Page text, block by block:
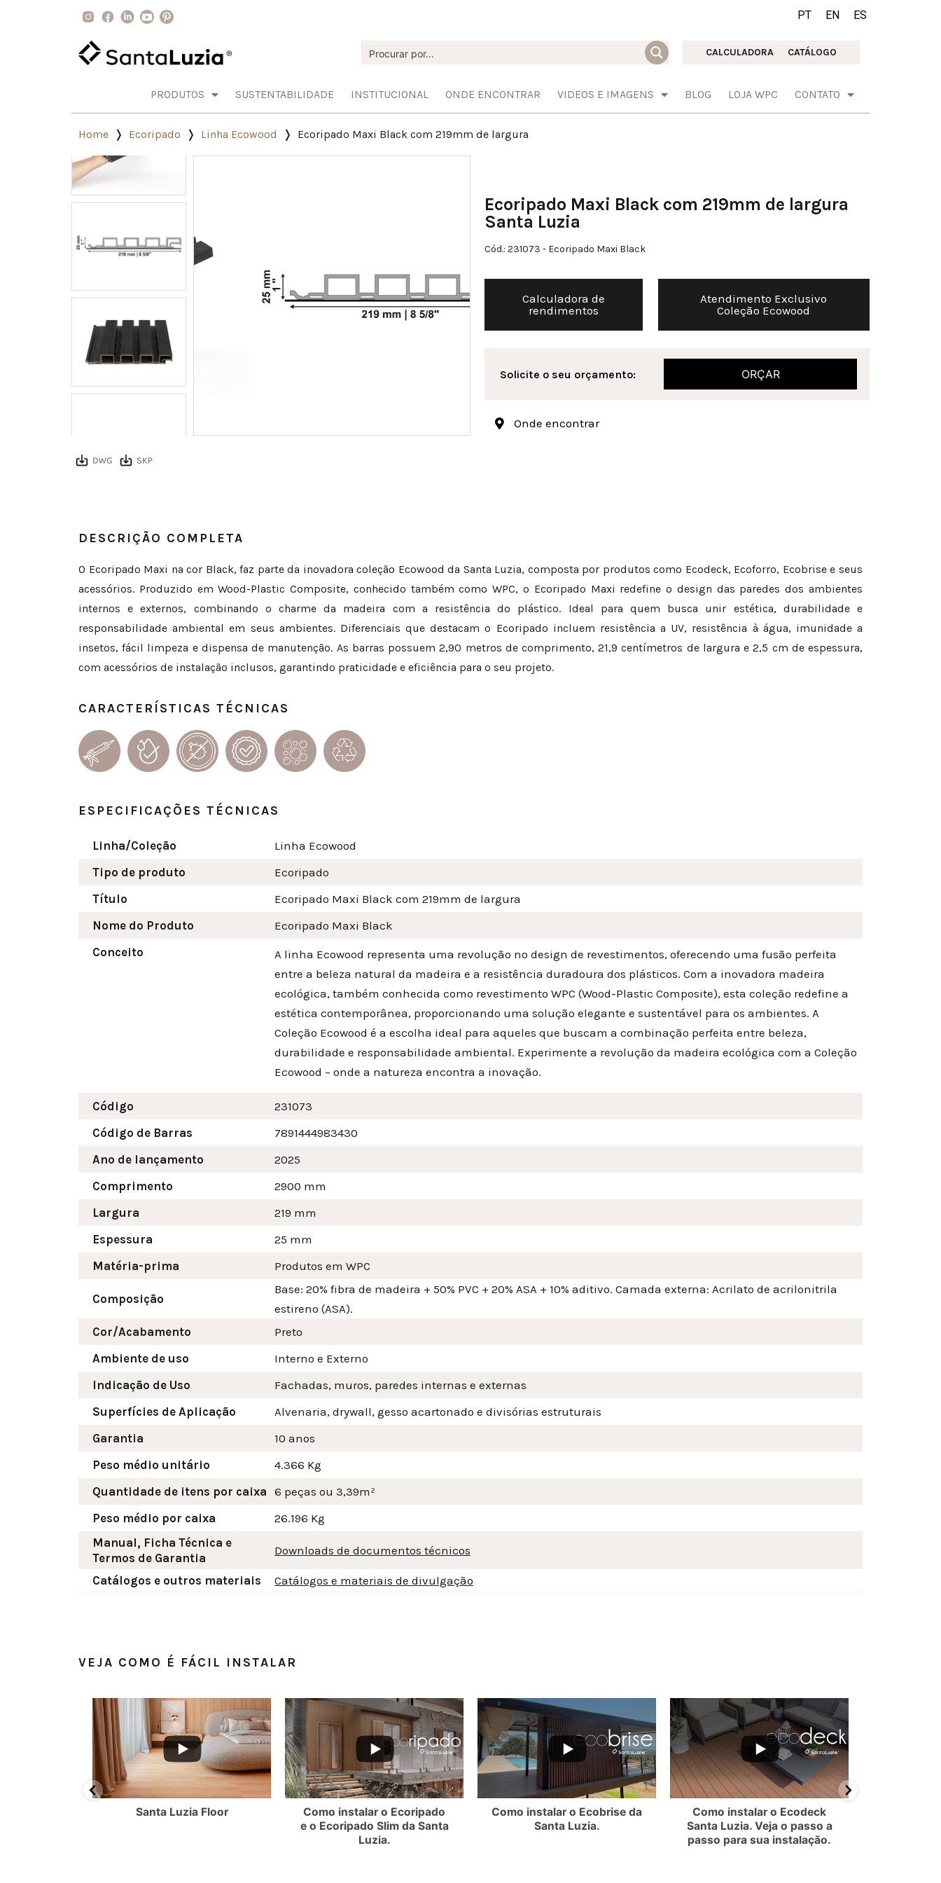
PT EN ES
CALCULADORA CATÁLOGO
PRODUTOS SUSTENTABILIDADE INSTITUCIONAL ONDE ENCONTRAR VIDEOS E IMAGENS BLOG LOJA WPC CONTATO
Home Ecoripado Linha Ecowood Ecoripado Maxi Black com 219mm de largura
Ecoripado Maxi Black com 219mm de largura
Santa Luzia
Cód.: 231073 - Ecoripado Maxi Black
Calculadora de
rendimentos
Atendimento Exclusivo
Coleção Ecowood
Solicite o seu orçamento: ORÇAR
Onde encontrar
DESCRIÇÃO COMPLETA
O Ecoripado Maxi na cor Black, faz parte da inovadora coleção Ecowood da Santa Luzia, composta por produtos como Ecodeck, Ecoforro, Ecobrise e seus
acessórios. Produzido em Wood-Plastic Composite, conhecido também como WPC, o Ecoripado Maxi redefine o design das paredes dos ambientes
internos e externos, combinando o charme da madeira com a resistência do plástico. Ideal para quem busca unir estética, durabilidade e
responsabilidade ambiental em seus ambientes. Diferenciais que destacam o Ecoripado incluem resistência a UV, resistência à água, imunidade a
insetos, fácil limpeza e dispensa de manutenção. As barras possuem 2,90 metros de comprimento, 21,9 centímetros de largura e 2,5 cm de espessura,
com acessórios de instalação inclusos, garantindo praticidade e eficiência para o seu projeto.
CARACTERÍSTICAS TÉCNICAS
ESPECIFICAÇÕES TÉCNICAS
Linha/Coleção
Linha Ecowood
Tipo de produto
Ecoripado
Título
Ecoripado Maxi Black com 219mm de largura
Nome do Produto
Ecoripado Maxi Black
Conceito
A linha Ecowood representa uma revolução no design de revestimentos, oferecendo uma fusão perfeita
entre a beleza natural da madeira e a resistência duradoura dos plásticos. Com a inovadora madeira
ecológica, também conhecida como revestimento WPC (Wood-Plastic Composite), esta coleção redefine a
estética contemporânea, proporcionando uma solução elegante e sustentável para os ambientes. A
Coleção Ecowood é a escolha ideal para aqueles que buscam a combinação perfeita entre beleza,
durabilidade e responsabilidade ambiental. Experimente a revolução da madeira ecológica com a Coleção
Ecowood – onde a natureza encontra a inovação.
Código
231073
Código de Barras
7891444983430
Ano de lançamento
2025
Comprimento
2900 mm
Largura
219 mm
Espessura
25 mm
Matéria-prima
Produtos em WPC
Composição
Base: 20% fibra de madeira + 50% PVC + 20% ASA + 10% aditivo. Camada externa: Acrilato de acrilonitrila
estireno (ASA).
Cor/Acabamento
Preto
Ambiente de uso
Interno e Externo
Indicação de Uso
Fachadas, muros, paredes internas e externas
Superfícies de Aplicação
Alvenaria, drywall, gesso acartonado e divisórias estruturais
Garantia
10 anos
Peso médio unitário
4.366 Kg
Quantidade de itens por caixa 6 peças ou 3,39m²
Peso médio por caixa
26.196 Kg
Manual, Ficha Técnica e
Termos de Garantia
Downloads de documentos técnicos
Catálogos e outros materiais Catálogos e materiais de divulgação
VEJA COMO É FÁCIL INSTALAR
Santa Luzia Floor
Como instalar o Ecoripado
e o Ecoripado Slim da Santa
Luzia.
Como instalar o Ecobrise da
Santa Luzia.
Como instalar o Ecodeck
Santa Luzia. Veja o passo a
passo para sua instalação.
YouTube Video UEx3ZXlpVS1YZl9FMEQ3NjNWMllmTkdRR2NMQ3VOdXdvUy4wMTYxQzVBRDI1NEVDQUZE
YouTube Video UEx3ZXlpVS1YZl9FMEQ3NjNWMllmTkdRR2NMQ3VOdXdvUy4wNEU1MTI4NkZEMzVBN0JF
YouTube Video UEx3ZXlpVS1YZl9FMEQ3NjNWMllmTkdRR2NMQ3VOdXdvUy5CQkEwRDA0MDkwNUM2MDY1
YouTube Video YouTube Video